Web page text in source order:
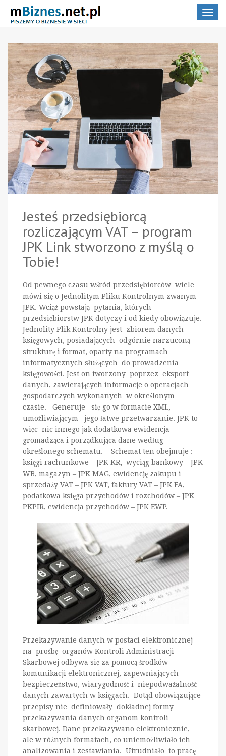
Toggle
Jesteś przedsiębiorcą
rozliczającym VAT – program
JPK Link stworzono z myślą o
Tobie!
Od pewnego czasu wśród przedsiębiorców wiele
mówi się o Jednolitym Pliku Kontrolnym zwanym
JPK. Wciąż powstają pytania, których
przedsiębiorstw JPK dotyczy i od kiedy obowiązuje.
Jednolity Plik Kontrolny jest zbiorem danych
księgowych, posiadających odgórnie narzuconą
strukturę i format, oparty na programach
informatycznych służących do prowadzenia
księgowości. Jest on tworzony poprzez eksport
danych, zawierających informacje o operacjach
gospodarczych wykonanych w określonym
czasie. Generuje się go w formacie XML,
umożliwiającym jego łatwe przetwarzanie. JPK to
więc nic innego jak dodatkowa ewidencja
gromadząca i porządkująca dane według
określonego schematu. Schemat ten obejmuje :
księgi rachunkowe – JPK KR, wyciąg bankowy – JPK
WB, magazyn – JPK MAG, ewidencję zakupu i
sprzedaży VAT – JPK VAT, faktury VAT – JPK FA,
podatkowa księga przychodów i rozchodów – JPK
PKPIR, ewidencja przychodów – JPK EWP.
Przekazywanie danych w postaci elektronicznej
na prośbę organów Kontroli Administracji
Skarbowej odbywa się za pomocą środków
komunikacji elektronicznej, zapewniających
bezpieczeństwo, wiarygodność i niepodważalność
danych zawartych w księgach. Dotąd obowiązujące
przepisy nie definiowały dokładnej formy
przekazywania danych organom kontroli
skarbowej. Dane przekazywano elektronicznie,
ale w różnych formatach, co uniemożliwiało ich
analizowania i zestawiania. Utrudniało to pracę